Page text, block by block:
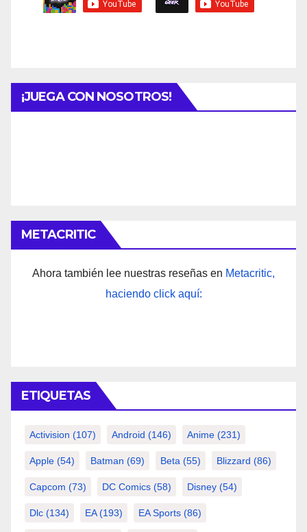
¡JUEGA CON NOSOTROS!
METACRITIC
Ahora también lee nuestras reseñas en Metacritic,
haciendo click aquí:
ETIQUETAS
Activision (107) Android (146) Anime (231)
Apple (54) Batman (69) Beta (55) Blizzard (86)
Capcom (73) DC Comics (58) Disney (54)
Dlc (134) EA(193) EA Sports (86)